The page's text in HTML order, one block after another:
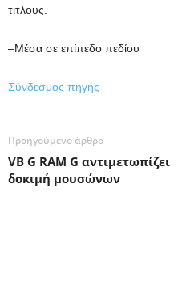
τίτλους.
–Μέσα σε επίπεδο πεδίου
Σύνδεσμος πηγής
Προηγούμενο άρθρο
VB G RAM G αντιμετωπίζει
δοκιμή μουσώνων